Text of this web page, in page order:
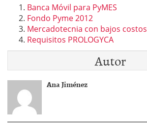
Banca Móvil para PyMES
Fondo Pyme 2012
Mercadotecnia con bajos costos
Requisitos PROLOGYCA
Autor
Ana Jiménez